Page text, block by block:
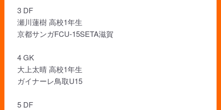
3 DF
瀬川蓮樹 高校1年生
京都サンガFCU-15SETA滋賀
4 GK
大上太晴 高校1年生
ガイナーレ鳥取U15
5 DF